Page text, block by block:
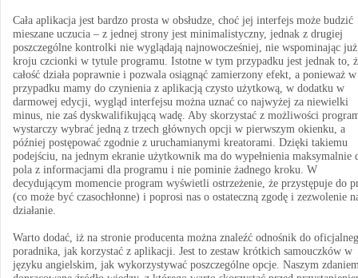
Cała aplikacja jest bardzo prosta w obsłudze, choć jej interfejs może budzić
mieszane uczucia – z jednej strony jest minimalistyczny, jednak z drugiej
poszczególne kontrolki nie wyglądają najnowocześniej, nie wspominając
kroju czcionki w tytule programu. Istotne w tym przypadku jest jednak to,
całość działa poprawnie i pozwala osiągnąć zamierzony efekt, a ponieważ
przypadku mamy do czynienia z aplikacją czysto użytkową, w dodatku w
darmowej edycji, wygląd interfejsu można uznać co najwyżej za niewielki
minus, nie zaś dyskwalifikującą wadę. Aby skorzystać z możliwości
wystarczy wybrać jedną z trzech głównych opcji w pierwszym okienku, a
później postępować zgodnie z uruchamianymi kreatorami. Dzięki takiemu
podejściu, na jednym ekranie użytkownik ma do wypełnienia maksymalnie
pola z informacjami dla programu i nie pominie żadnego kroku. W
decydującym momencie program wyświetli ostrzeżenie, że przystępuje do
(co może być czasochłonne) i poprosi nas o ostateczną zgodę i zezwolenie
działanie.
Warto dodać, iż na stronie producenta można znaleźć odnośnik do
poradnika, jak korzystać z aplikacji. Jest to zestaw krótkich samouczków w
języku angielskim, jak wykorzystywać poszczególne opcje. Naszym